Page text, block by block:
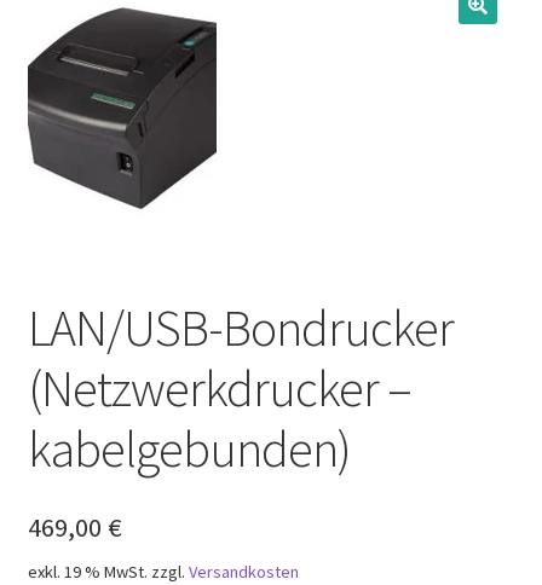
Hilfe
Impressum
Kasse
Richtlinie für Rückerstattungen und Rückgaben
Sample Page
Versandkosten
LAN/USB-Bondrucker
(Netzwerkdrucker –
kabelgebunden)
469,00 €
exkl. 19 % MwSt. zzgl. Versandkosten